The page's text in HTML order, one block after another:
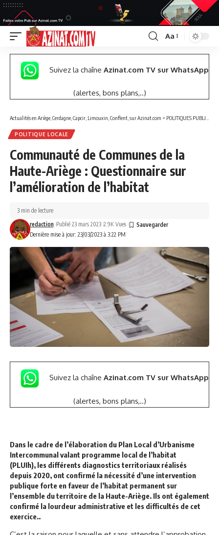
Font
Resizer
Aa
Suivez la chaîne Azinat.com TV sur WhatsApp
(alertes, bons plans,..)
Actualités en Ariège, Cerdagne, Capcir, Limouxin, Conflent, sur Azinat.com > POLITIQUES PUBLIQUES
POLITIQUE LOCALE
Communauté de Communes de la
Haute-Ariège : Questionnaire sur
l’amélioration de l’habitat
Dernière mise à jour: 23/03/2023 à 3:22 PM
redaction Publié 23 mars 2023 2.9K Vues
3 min de lecture
Suivez la chaîne Azinat.com TV sur WhatsApp
(alertes, bons plans,..)
Dans le cadre de l’élaboration du Plan Local d’Urbanisme
Intercommunal valant programme local de l’habitat
(PLUIh), les différents diagnostics territoriaux réalisés
depuis 2020, ont confirmé la nécessité d’une intervention
publique forte en faveur de l’habitat permanent sur
l’ensemble du territoire de la Haute-Ariège. Ils ont également
confirmé la lourdeur administrative et les difficultés de cet
exercice..